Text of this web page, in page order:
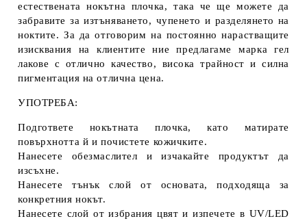
естествената нокътна плочка, така че ще можете да
забравите за изтъняването, чупенето и разделянето на
ноктите. За да отговорим на постоянно нарастващите
изисквания на клиентите ние предлагаме марка гел
лакове с отлично качество, висока трайност и силна
пигментация на отлична цена.
УПОТРЕБА:
Подгответе нокътната плочка, като матирате
повърхнотта й и почистете кожичките.
Нанесете обезмаслител и изчакайте продуктът да
изсъхне.
Нанесете тънък слой от основата, подходяща за
конкретния нокът.
Нанесете слой от избрания цвят и изпечете в UV/LED